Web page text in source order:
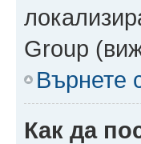
Group
Върнете
Как да